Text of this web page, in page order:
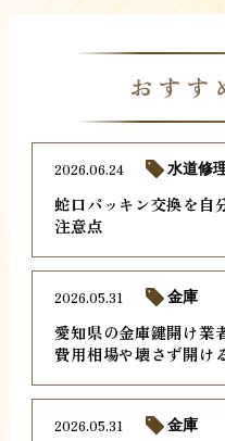
おすす
蛇口パッキン交換を自
注意点
2026.06.24 水道修
愛知県の金庫鍵開け業
費用相場や壊さず開け
2026.05.31 金庫
2026.05.31 金庫